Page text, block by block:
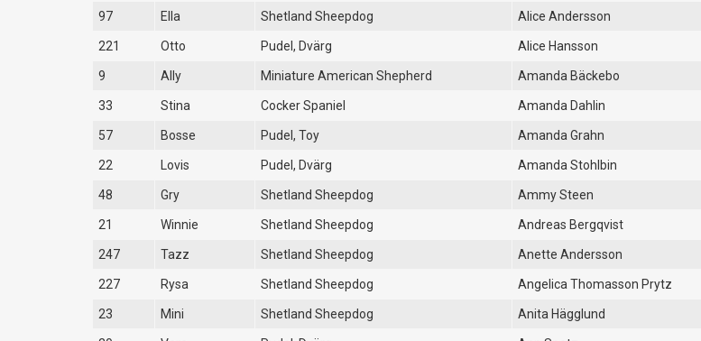
97 Ella Shetland Sheepdog Alice Andersson
221 Otto Pudel, Dvärg Alice Hansson
9 Ally Miniature American Shepherd Amanda Bäckebo
33 Stina Cocker Spaniel Amanda Dahlin
57 Bosse Pudel, Toy Amanda Grahn
22 Lovis Pudel, Dvärg Amanda Stohlbin
48 Gry Shetland Sheepdog Ammy Steen
21 Winnie Shetland Sheepdog Andreas Bergqvist
247 Tazz Shetland Sheepdog Anette Andersson
227 Rysa Shetland Sheepdog Angelica Thomasson Prytz
23 Mini Shetland Sheepdog Anita Hägglund